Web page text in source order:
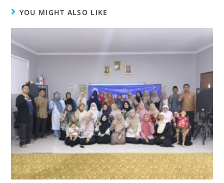
YOU MIGHT ALSO LIKE